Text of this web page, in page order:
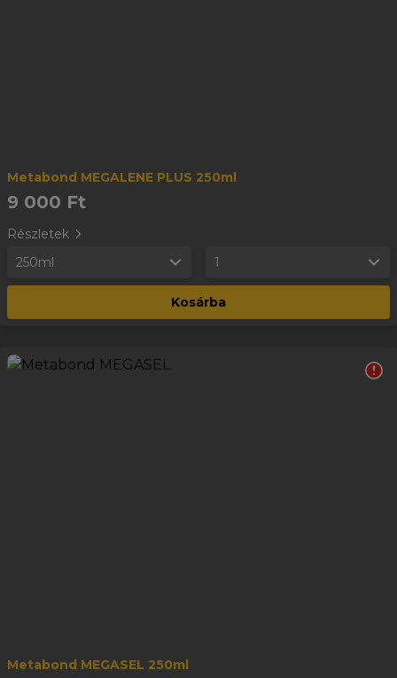
Metabond MEGALENE PLUS 250ml
9 000 Ft
Részletek
250ml
1
Kosárba
Metabond MEGASEL 250ml